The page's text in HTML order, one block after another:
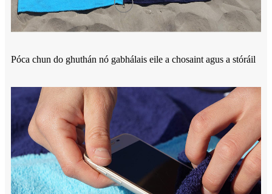
Póca chun do ghuthán nó gabhálais eile a chosaint agus a stóráil